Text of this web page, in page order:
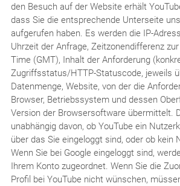
den Besuch auf der Website erhält
dass Sie die entsprechende Unterseite
aufgerufen haben. Es werden die IP-
Uhrzeit der Anfrage, Zeitzonendifferenz
Time (GMT), Inhalt der Anforderung
Zugriffsstatus/HTTP-Statuscode, jeweils
Datenmenge, Website, von der die
Browser, Betriebssystem und dessen
Version der Browsersoftware übermittelt.
unabhängig davon, ob YouTube ein
über das Sie eingeloggt sind, oder ob kein
Wenn Sie bei Google eingeloggt sind,
Ihrem Konto zugeordnet. Wenn Sie die
Profil bei YouTube nicht wünschen,